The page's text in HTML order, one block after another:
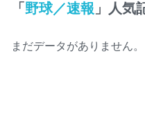
「 野球／速報 」人気
まだデータがありません。